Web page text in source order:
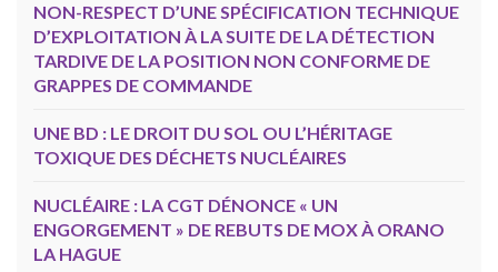
NON-RESPECT D’UNE SPÉCIFICATION TECHNIQUE
D’EXPLOITATION À LA SUITE DE LA DÉTECTION
TARDIVE DE LA POSITION NON CONFORME DE
GRAPPES DE COMMANDE
UNE BD : LE DROIT DU SOL OU L’HÉRITAGE
TOXIQUE DES DÉCHETS NUCLÉAIRES
NUCLÉAIRE : LA CGT DÉNONCE « UN
ENGORGEMENT » DE REBUTS DE MOX À ORANO
LA HAGUE